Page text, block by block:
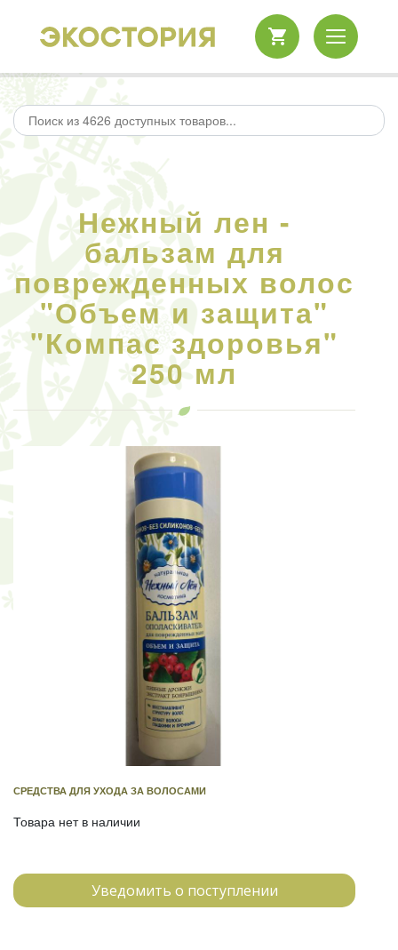
Нежный лен -
бальзам для
поврежденных волос
"Объем и защита"
"Компас здоровья"
250 мл
СРЕДСТВА ДЛЯ УХОДА ЗА ВОЛОСАМИ
Товара нет в наличии
Уведомить о поступлении